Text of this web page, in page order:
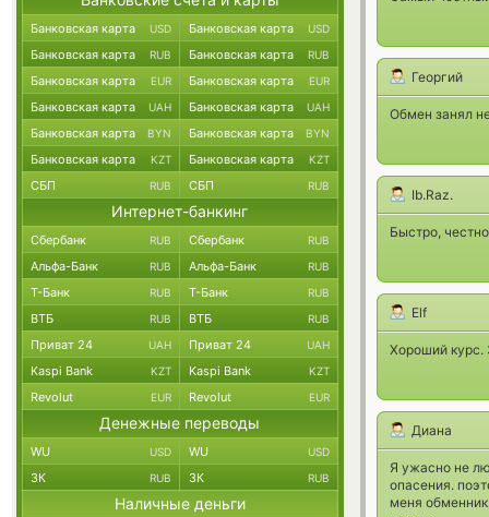
Георгий
Обмен занял
Ib.Raz.
Быстро,
Elf
Хороший курс.
Диана
Я ужасно не
опасения.
меня
Банковская карта USD Банковская карта USD
Банковская карта RUB Банковская карта RUB
Банковская карта EUR Банковская карта EUR
Банковская карта UAH Банковская карта UAH
Банковская карта BYN Банковская карта BYN
Банковская карта KZT Банковская карта KZT
СБП RUB СБП RUB
Интернет-банкинг
Сбербанк RUB Сбербанк RUB
Альфа-Банк RUB Альфа-Банк RUB
Т-Банк RUB Т-Банк RUB
ВТБ RUB ВТБ RUB
Приват 24 UAH Приват 24 UAH
Kaspi Bank KZT Kaspi Bank KZT
Revolut EUR Revolut EUR
Денежные переводы
WU USD WU USD
ЗК RUB ЗК RUB
Наличные деньги